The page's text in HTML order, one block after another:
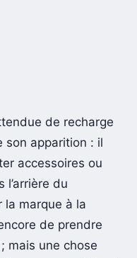
de recharge
son apparition : il
accessoires ou
du
la marque à la
de prendre
mais une chose